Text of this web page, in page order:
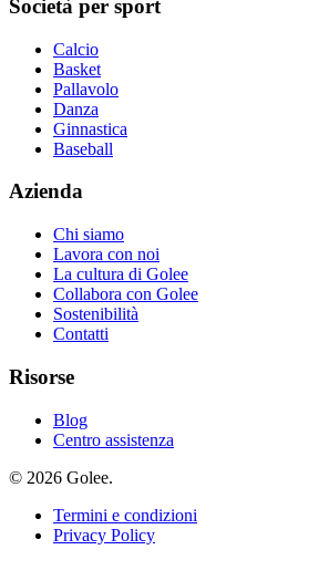
Società per sport
Calcio
Basket
Pallavolo
Danza
Ginnastica
Baseball
Azienda
Chi siamo
Lavora con noi
La cultura di Golee
Collabora con Golee
Sostenibilità
Contatti
Risorse
Blog
Centro assistenza
© 2026 Golee.
Termini e condizioni
Privacy Policy